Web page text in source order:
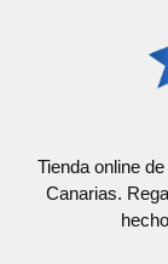
Tienda online
Canarias.